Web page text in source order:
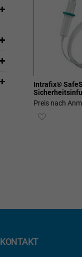
Intrafix®
Preis nach
KONTAKT